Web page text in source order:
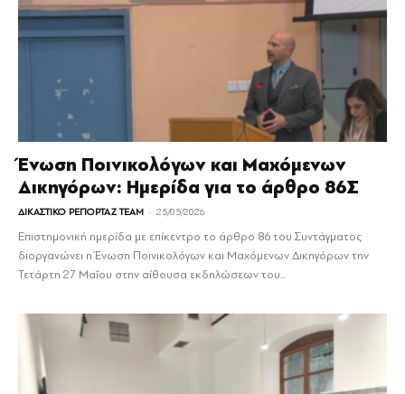
Ένωση Ποινικολόγων και Μαχόμενων
Δικηγόρων: Ημερίδα για το άρθρο 86Σ
ΔΙΚΑΣΤΙΚΟ ΡΕΠΟΡΤΑΖ TEAM - 25/05/2026
Επιστημονική ημερίδα με επίκεντρο το άρθρο 86 του Συντάγματος
διοργανώνει η Ένωση Ποινικολόγων και Μαχόμενων Δικηγόρων την
Τετάρτη 27 Μαΐου στην αίθουσα εκδηλώσεων του...